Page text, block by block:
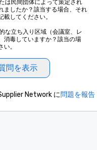
は民間団体によって策定され
ましたか？該当する場合、それ
してください。
立ち入り区域（会議室、レ
消毒していますか？該当の場
。
問を表示
Network に問題を報告